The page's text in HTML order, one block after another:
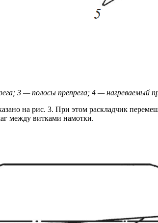
3 — полосы препрега; 4 — нагреваемый
на рис. 3. При этом раскладчик
между витками намотки.